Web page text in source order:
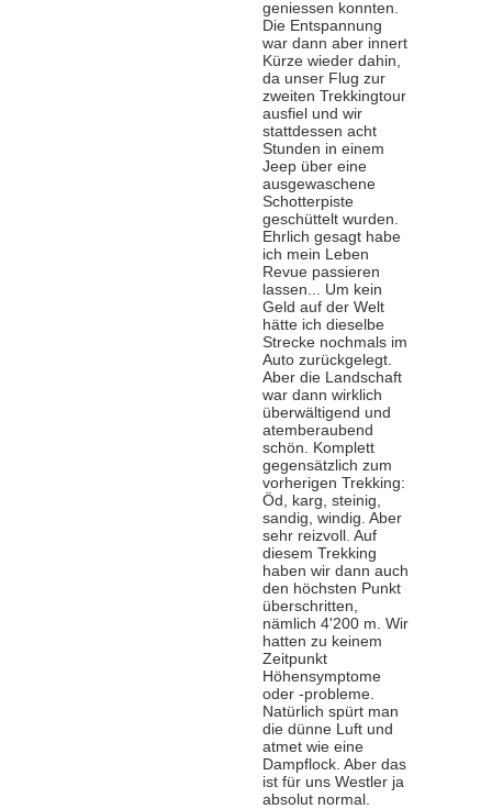
geniessen konnten.
Die Entspannung
war dann aber innert
Kürze wieder dahin,
da unser Flug zur
zweiten Trekkingtour
ausfiel und wir
stattdessen acht
Stunden in einem
Jeep über eine
ausgewaschene
Schotterpiste
geschüttelt wurden.
Ehrlich gesagt habe
ich mein Leben
Revue passieren
lassen... Um kein
Geld auf der Welt
hätte ich dieselbe
Strecke nochmals im
Auto zurückgelegt.
Aber die Landschaft
war dann wirklich
überwältigend und
atemberaubend
schön. Komplett
gegensätzlich zum
vorherigen Trekking:
Öd, karg, steinig,
sandig, windig. Aber
sehr reizvoll. Auf
diesem Trekking
haben wir dann auch
den höchsten Punkt
überschritten,
nämlich 4'200 m. Wir
hatten zu keinem
Zeitpunkt
Höhensymptome
oder -probleme.
Natürlich spürt man
die dünne Luft und
atmet wie eine
Dampflock. Aber das
ist für uns Westler ja
absolut normal.